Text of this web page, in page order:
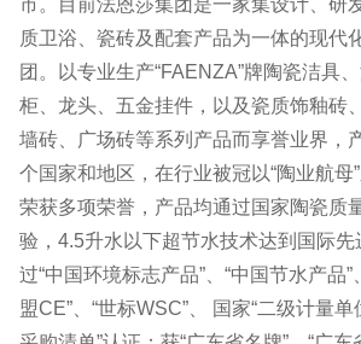
市。目前法恩莎集团是一家集设计、研
质卫浴、瓷砖及配套产品为一体的现代
团。以专业生产“FAENZA”牌陶瓷洁具
柜、龙头、五金挂件，以及瓷质饰釉砖
墙砖、广场砖等系列产品而享誉业界，
个国家和地区，在行业被冠以“陶业航母
荣获多项荣誉，产品均通过国家陶瓷质
验，4.5升水以下超节水技术达到国际先
过“中国环境标志产品”、“中国节水产品”
盟CE”、“世标WSC”、 国家“二级计量单